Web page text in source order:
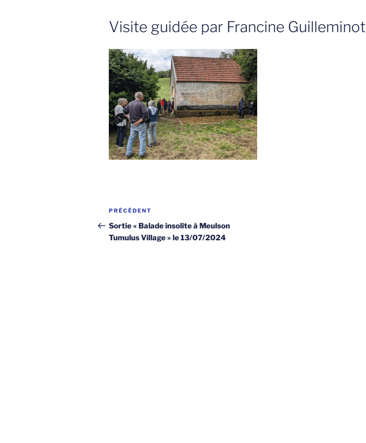
Visite guidée par Francine Guilleminot
Navigation
de
l’article
Article
précédent
PRÉCÉDENT
Sortie « Balade insolite à Meulson
Tumulus Village » le 13/07/2024